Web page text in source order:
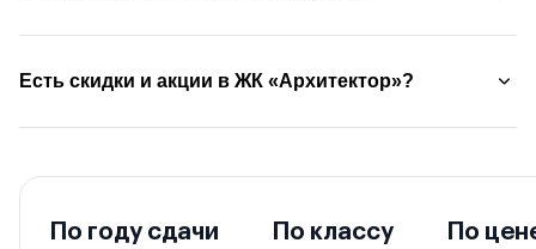
Есть скидки и акции в ЖК «Архитектор»?
По году сдачи По классу По